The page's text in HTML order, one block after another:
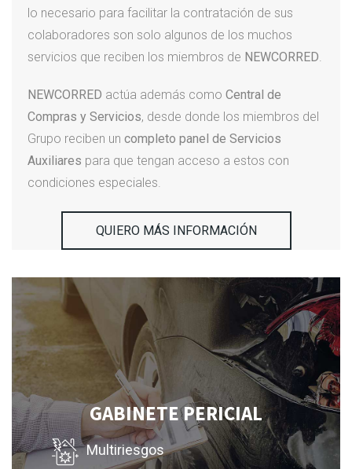
lo necesario para facilitar la contratación de sus
colaboradores son solo algunos de los muchos
servicios que reciben los miembros de NEWCORRED.
NEWCORRED actúa además como Central de
Compras y Servicios, desde donde los miembros del
Grupo reciben un completo panel de Servicios
Auxiliares para que tengan acceso a estos con
condiciones especiales.
QUIERO MÁS INFORMACIÓN
GABINETE PERICIAL
Multiriesgos